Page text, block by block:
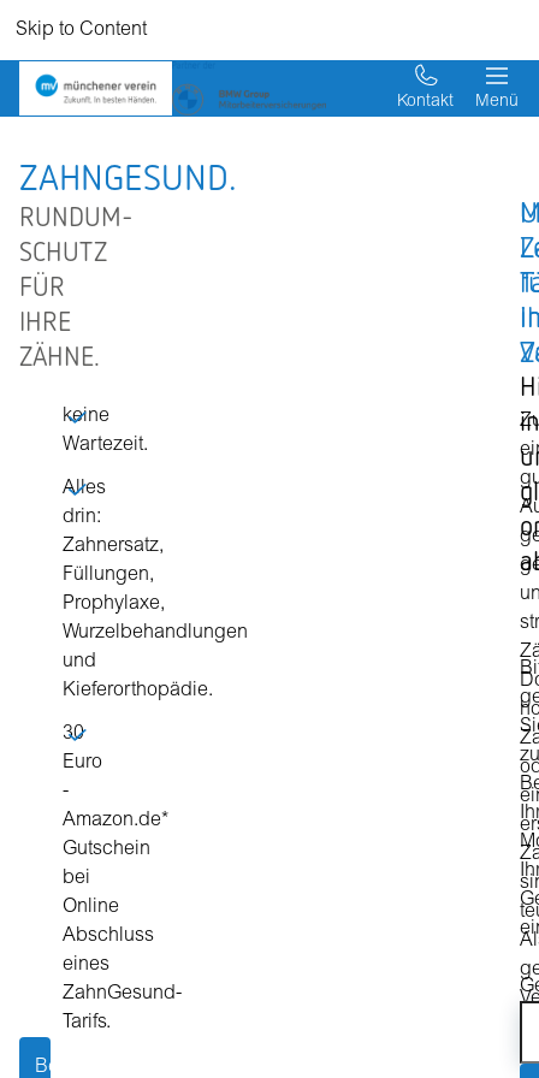
Skip to Content
Kontakt Menü
ZAHNGESUND.
RUNDUM-
SCHUTZ
FÜR
IHRE
ZÄHNE.
keine
Wartezeit.
Alles
drin:
Zahnersatz,
Füllungen,
Prophylaxe,
Wurzelbehandlungen
und
Kieferorthopädie.
30
Euro
-
Amazon.de*
Gutschein
bei
Online
Abschluss
eines
ZahnGesund-
Tarifs.
Beitrag